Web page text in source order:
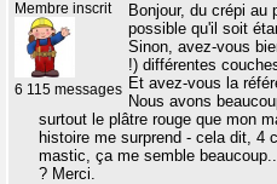
Membre inscrit
6 115 messages
Bonjour, du crépi au
possible qu'il soit
Sinon, avez-vous
!) différentes
Et avez-vous la
Nous avons
surtout le plâtre rouge que mon
histoire me surprend - cela dit, 4
mastic, ça me semble
? Merci.